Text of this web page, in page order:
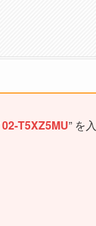
02-T5XZ5MU” を入